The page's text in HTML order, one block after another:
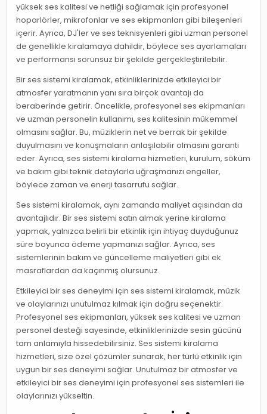
yüksek ses kalitesi ve netliği sağlamak için profesyonel
hoparlörler, mikrofonlar ve ses ekipmanları gibi bileşenleri
içerir. Ayrıca, DJ'ler ve ses teknisyenleri gibi uzman personel
de genellikle kiralamaya dahildir, böylece ses ayarlamaları
ve performansı sorunsuz bir şekilde gerçekleştirilebilir.
Bir ses sistemi kiralamak, etkinliklerinizde etkileyici bir
atmosfer yaratmanın yanı sıra birçok avantajı da
beraberinde getirir. Öncelikle, profesyonel ses ekipmanları
ve uzman personelin kullanımı, ses kalitesinin mükemmel
olmasını sağlar. Bu, müziklerin net ve berrak bir şekilde
duyulmasını ve konuşmaların anlaşılabilir olmasını garanti
eder. Ayrıca, ses sistemi kiralama hizmetleri, kurulum, söküm
ve bakım gibi teknik detaylarla uğraşmanızı engeller,
böylece zaman ve enerji tasarrufu sağlar.
Ses sistemi kiralamak, aynı zamanda maliyet açısından da
avantajlıdır. Bir ses sistemi satın almak yerine kiralama
yapmak, yalnızca belirli bir etkinlik için ihtiyaç duyduğunuz
süre boyunca ödeme yapmanızı sağlar. Ayrıca, ses
sistemlerinin bakım ve güncelleme maliyetleri gibi ek
masraflardan da kaçınmış olursunuz.
Etkileyici bir ses deneyimi için ses sistemi kiralamak, müzik
ve olaylarınızı unutulmaz kılmak için doğru seçenektir.
Profesyonel ses ekipmanları, yüksek ses kalitesi ve uzman
personel desteği sayesinde, etkinliklerinizde sesin gücünü
tam anlamıyla hissedebilirsiniz. Ses sistemi kiralama
hizmetleri, size özel çözümler sunarak, her türlü etkinlik için
uygun bir ses deneyimi sağlar. Unutulmaz bir atmosfer ve
etkileyici bir ses deneyimi için profesyonel ses sistemleri ile
olaylarınızı yükseltin.